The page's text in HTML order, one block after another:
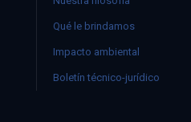
Qué le brindamos
Impacto ambiental
Boletín técnico-jurídico